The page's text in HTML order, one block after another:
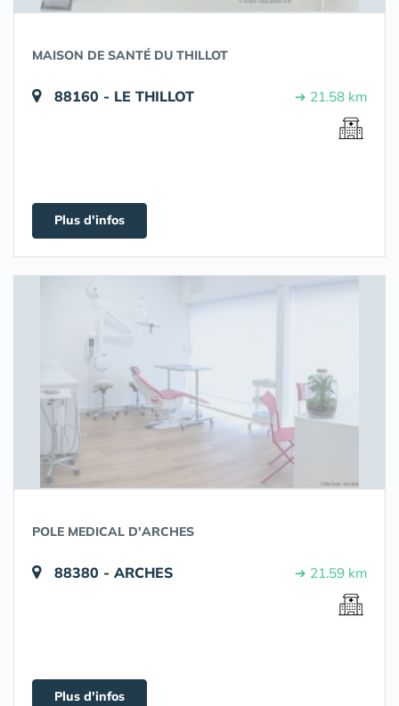
MAISON DE SANTÉ DU THILLOT
88160 - LE THILLOT ➔ 21.58 km
Plus d'infos
POLE MEDICAL D'ARCHES
88380 - ARCHES ➔ 21.59 km
Plus d'infos